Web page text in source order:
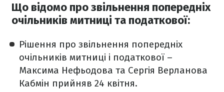
Що відомо про звільнення попередніх
очільників митниці та податкової:
Рішення про звільнення попередніх
очільників митниці і податкової –
Максима Нефьодова та Сергія Верланова
Кабмін прийняв 24 квітня.